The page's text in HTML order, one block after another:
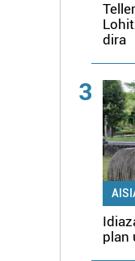
dira
3
plan